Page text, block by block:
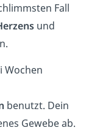
Fall
und
Wochen
benutzt. Dein
Gewebe ab.